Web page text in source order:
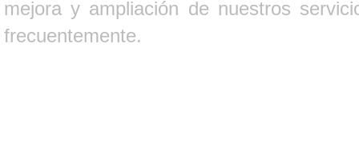
mejora y ampliación de nuestros
frecuentemente.